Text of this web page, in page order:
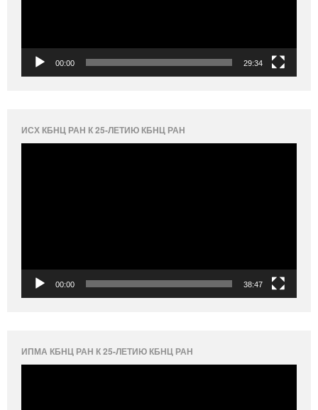
00:00 29:34
ИСХ КБНЦ РАН К 25-ЛЕТИЮ КБНЦ РАН
00:00 38:47
ИПМА КБНЦ РАН К 25-ЛЕТИЮ КБНЦ РАН